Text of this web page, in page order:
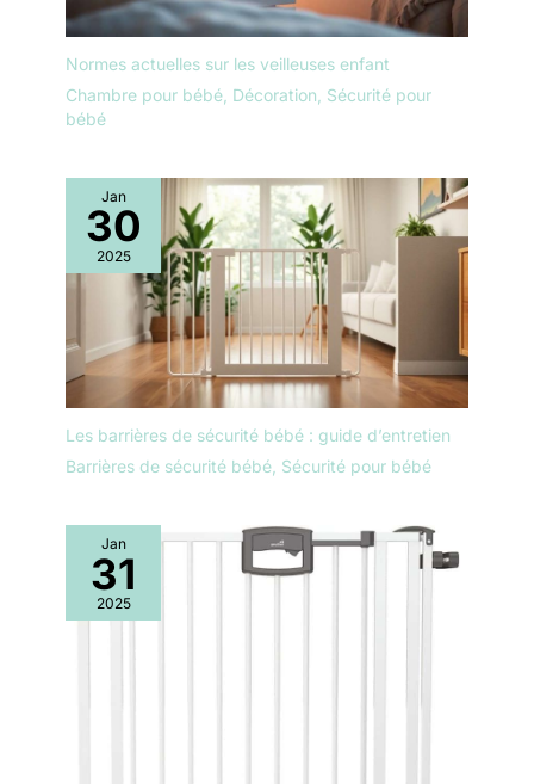
Normes actuelles sur les veilleuses enfant
Chambre pour bébé Décoration Sécurité pour
bébé
Jan
30
2025
Les barrières de sécurité bébé : guide d’entretien
Barrières de sécurité bébé Sécurité pour bébé
Jan
31
2025